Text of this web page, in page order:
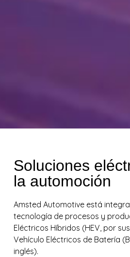
Soluciones
la automoción
Amsted Automotive está
tecnología de procesos y
Eléctricos Híbridos (HEV, por
Vehículo Eléctricos de Batería
inglés).